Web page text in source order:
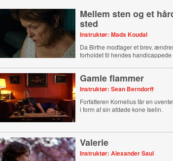
Mellem sten og et
sted
Instruktør: Mads Koudal
Da Birthe modtager et brev,
forholdet til hendes handicappede
Gamle flammer
Instruktør: Sean Berndorff
Forfatteren Kornelius får en
i form af sin afdøde kone Iselin.
Valerie
Instruktør: Alexander Saul